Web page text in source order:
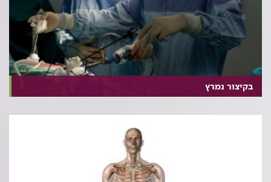
בקיצור נמרץ